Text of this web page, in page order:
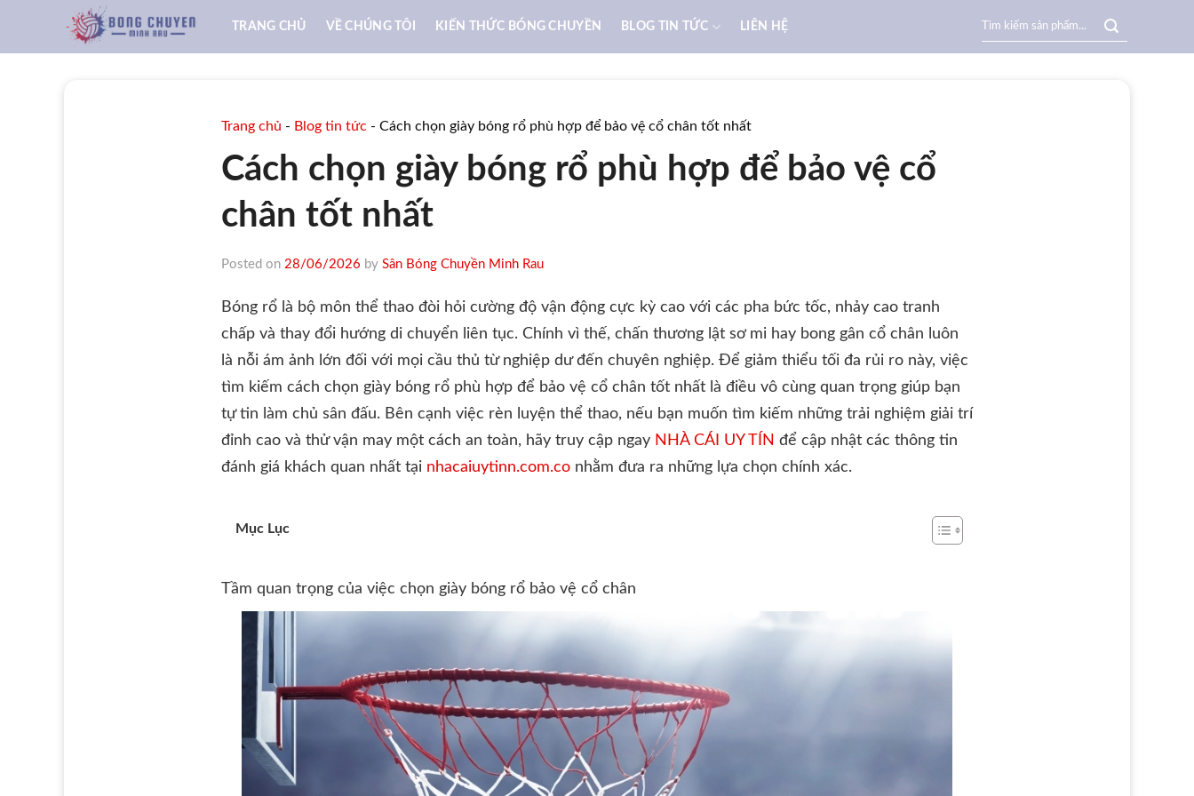
content
TRANG CHỦ VỀ CHÚNG TÔI KIẾN THỨC BÓNG CHUYỀN BLOG TIN TỨC LIÊN HỆ
Search
Trang chủ - Blog tin tức - Cách chọn giày bóng rổ phù hợp để bảo vệ cổ chân tốt nhất
Cách chọn giày bóng rổ phù hợp để bảo vệ cổ
chân tốt nhất
Posted on 28/06/2026 by Sân Bóng Chuyền Minh Rau
Bóng rổ là bộ môn thể thao đòi hỏi cường độ vận động cực kỳ cao với các pha bức tốc, nhảy cao tranh
chấp và thay đổi hướng di chuyển liên tục. Chính vì thế, chấn thương lật sơ mi hay bong gân cổ chân luôn
là nỗi ám ảnh lớn đối với mọi cầu thủ từ nghiệp dư đến chuyên nghiệp. Để giảm thiểu tối đa rủi ro này, việc
tìm kiếm cách chọn giày bóng rổ phù hợp để bảo vệ cổ chân tốt nhất là điều vô cùng quan trọng giúp bạn
tự tin làm chủ sân đấu. Bên cạnh việc rèn luyện thể thao, nếu bạn muốn tìm kiếm những trải nghiệm giải trí
đỉnh cao và thử vận may một cách an toàn, hãy truy cập ngay NHÀ CÁI UY TÍN để cập nhật các thông tin
đánh giá khách quan nhất tại nhacaiuytinn.com.co nhằm đưa ra những lựa chọn chính xác.
Mục Lục
Tầm quan trọng của việc chọn giày bóng rổ bảo vệ cổ chân